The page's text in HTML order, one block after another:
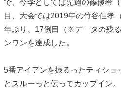
で、今季としては先週の篠優希
目、大会では2019年の竹谷佳孝
年ぶり、17例目（※データの残
ンワンを達成した。
5番アイアンを振るったティショ
とスルーっと伝ってカップイン。